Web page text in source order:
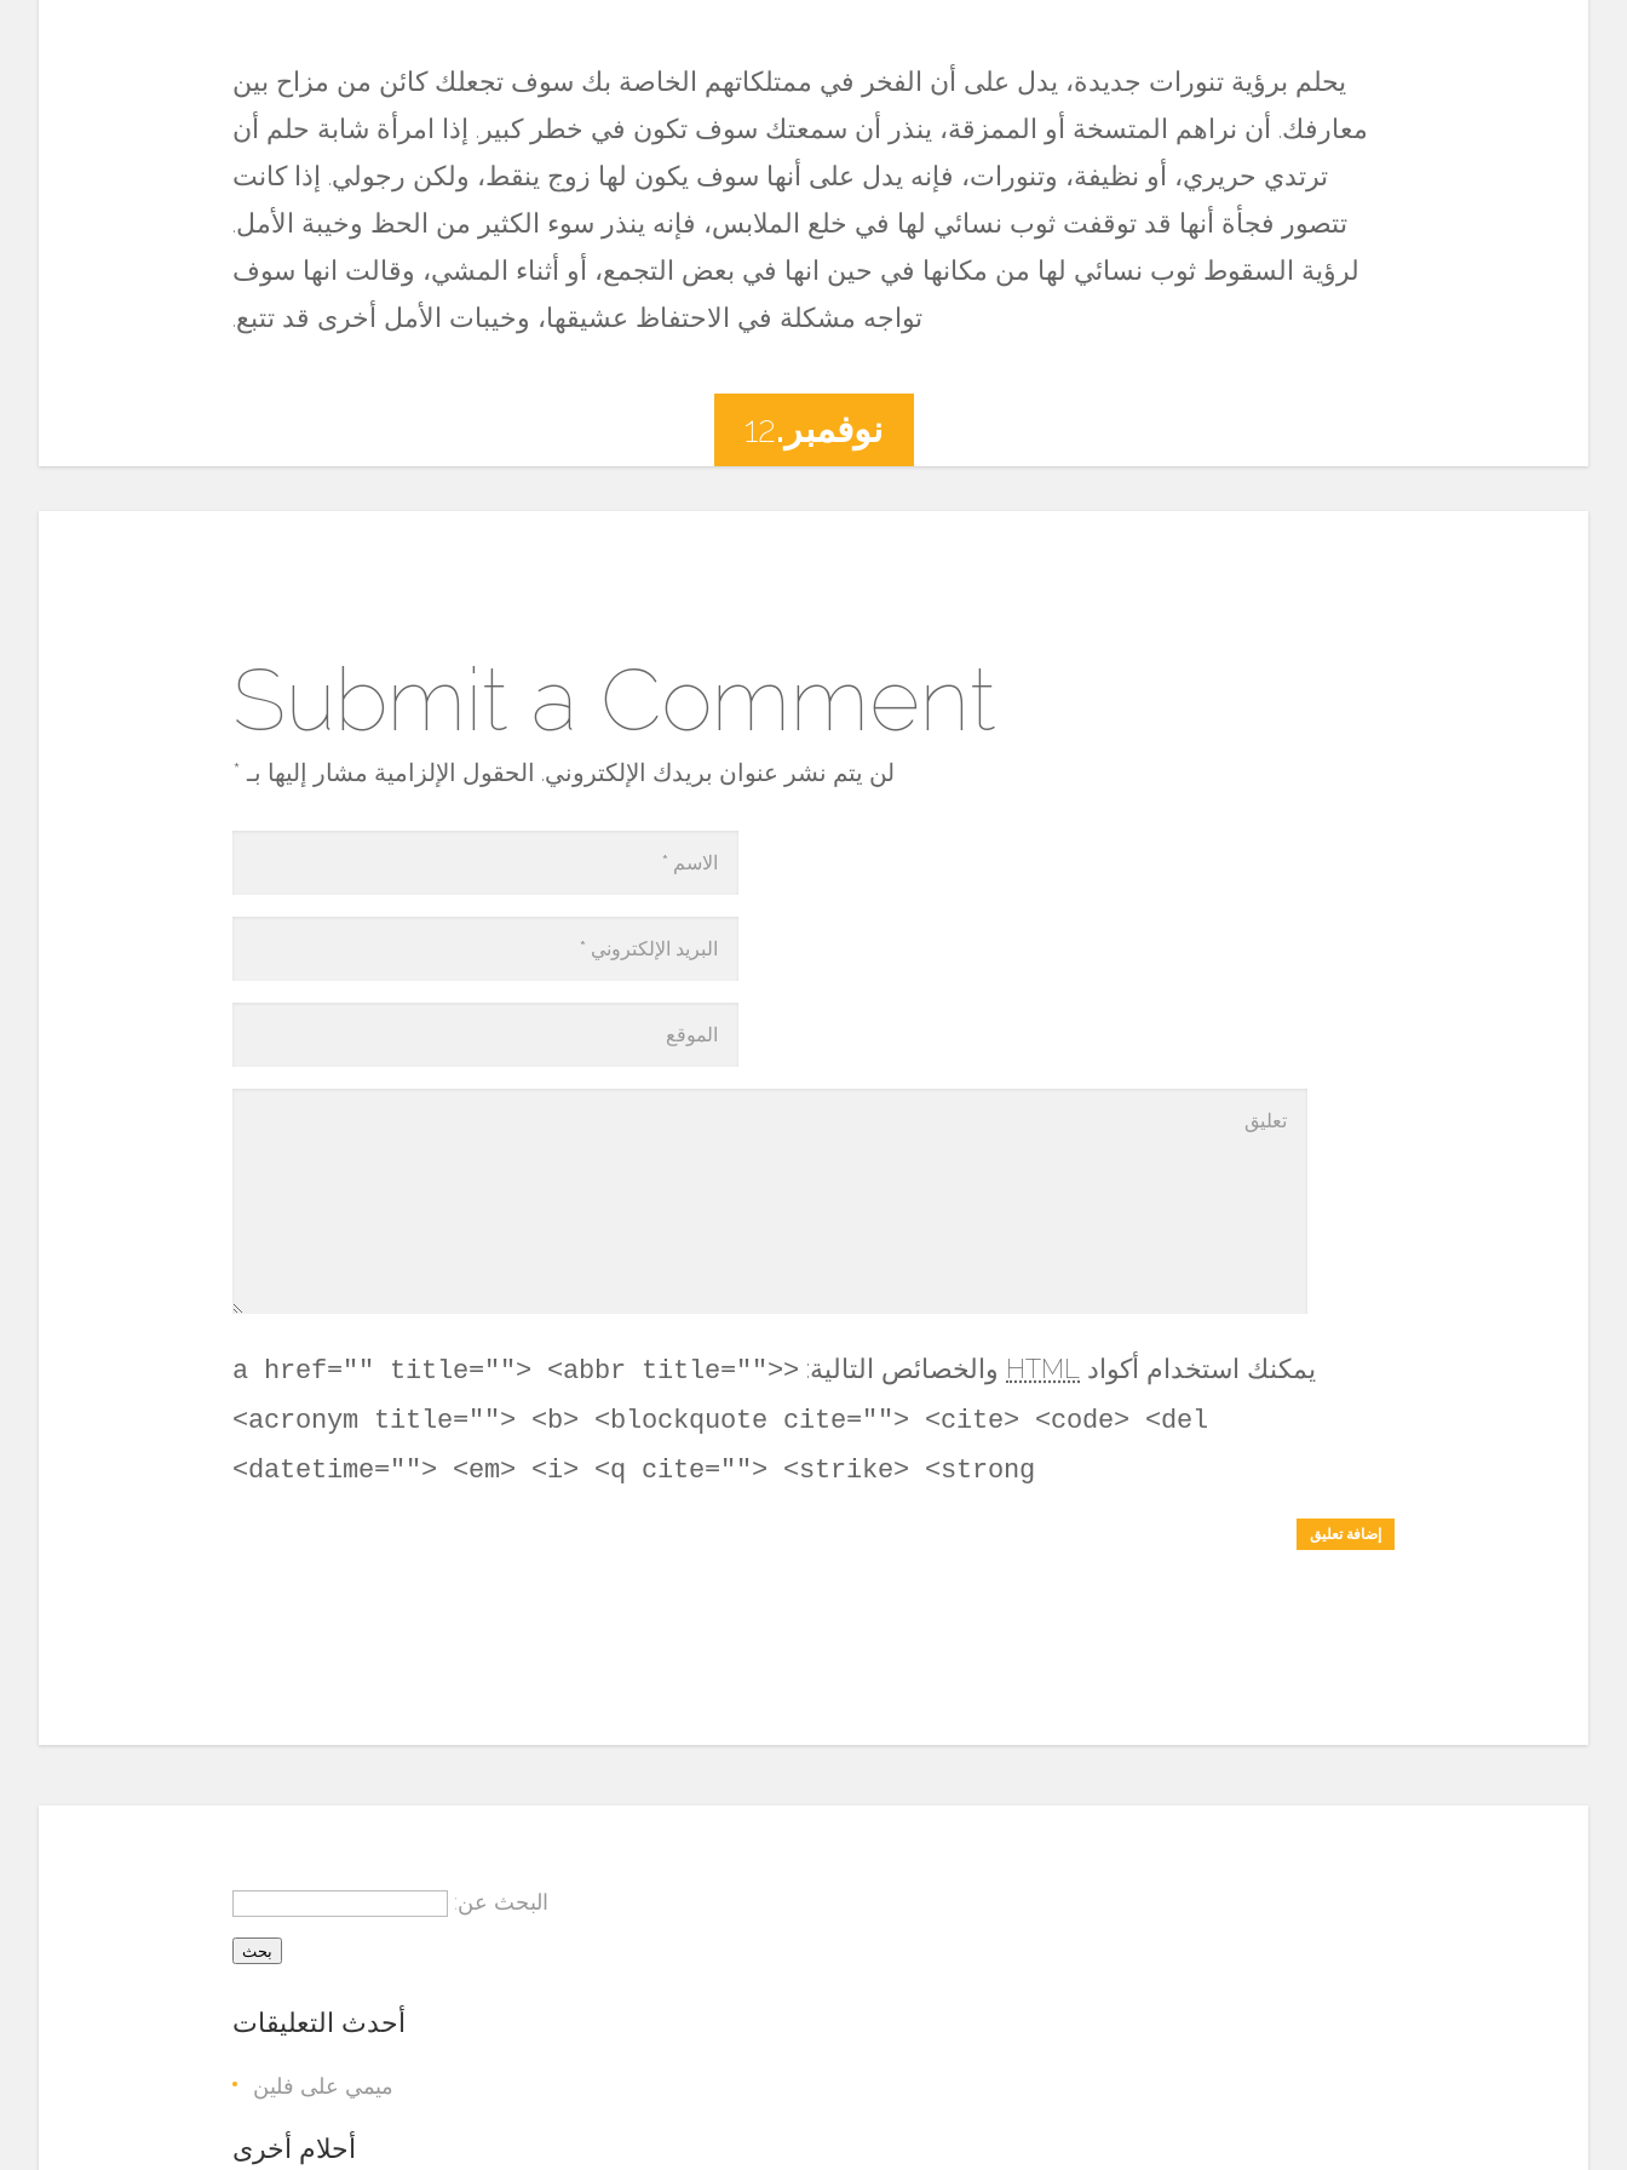
يحلم برؤية تنورات جديدة، يدل على أن الفخر في ممتلكاتهم الخاصة بك سوف تجعلك كائن من مزاح بين
معارفك. أن نراهم المتسخة أو الممزقة، ينذر أن سمعتك سوف تكون في خطر كبير. إذا امرأة شابة حلم أن
ترتدي حريري، أو نظيفة، وتنورات، فإنه يدل على أنها سوف يكون لها زوج ينقط، ولكن رجولي. إذا كانت
تتصور فجأة أنها قد توقفت ثوب نسائي لها في خلع الملابس، فإنه ينذر سوء الكثير من الحظ وخيبة الأمل.
لرؤية السقوط ثوب نسائي لها من مكانها في حين انها في بعض التجمع، أو أثناء المشي، وقالت انها سوف
تواجه مشكلة في الاحتفاظ عشيقها، وخيبات الأمل أخرى قد تتبع.
نوفمبر.12
Submit a Comment
لن يتم نشر عنوان بريدك الإلكتروني. الحقول الإلزامية مشار إليها بـ *
يمكنك استخدام أكواد HTML والخصائص التالية:
<a href="" title=""> <abbr title="">
<acronym title=""> <b> <blockquote cite=""> <cite> <code> <del
datetime=""> <em> <i> <q cite=""> <strike> <strong>
البحث عن:
أحدث التعليقات
ميمي على فلين
أحلام أخرى